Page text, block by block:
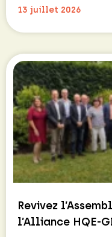
13 juillet 2026
Revivez
l’Alliance HQE-